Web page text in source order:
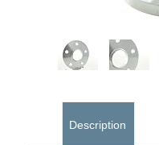
Description